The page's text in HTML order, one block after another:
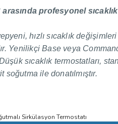
arasında profesyonel
hızlı sıcaklık
Yenilikçi Base veya
sıcaklık termostatları,
soğutma ile donatılmıştır.
Sirkülasyon Termostatı